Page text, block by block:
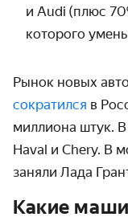
и Аudi (плюс
которого
Рынок новых
сократился в
миллиона штук.
Haval и Chery. В
заняли Лада
Какие